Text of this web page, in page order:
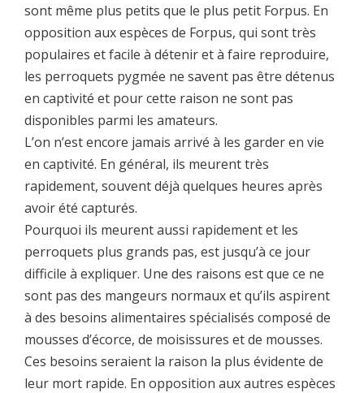
sont même plus petits que le plus petit Forpus. En
opposition aux espèces de Forpus, qui sont très
populaires et facile à détenir et à faire reproduire,
les perroquets pygmée ne savent pas être détenus
en captivité et pour cette raison ne sont pas
disponibles parmi les amateurs.
L’on n’est encore jamais arrivé à les garder en vie
en captivité. En général, ils meurent très
rapidement, souvent déjà quelques heures après
avoir été capturés.
Pourquoi ils meurent aussi rapidement et les
perroquets plus grands pas, est jusqu’à ce jour
difficile à expliquer. Une des raisons est que ce ne
sont pas des mangeurs normaux et qu’ils aspirent
à des besoins alimentaires spécialisés composé de
mousses d’écorce, de moisissures et de mousses.
Ces besoins seraient la raison la plus évidente de
leur mort rapide. En opposition aux autres espèces